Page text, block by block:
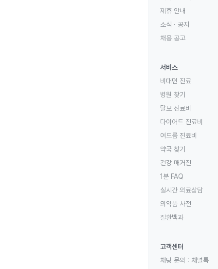
제휴 안내
소식 · 공지
채용 공고
서비스
비대면 진료
병원 찾기
탈모 진료비
다이어트 진료비
여드름 진료비
약국 찾기
건강 매거진
1분 FAQ
실시간 의료상담
의약품 사전
질환백과
고객센터
채팅 문의 : 채널톡